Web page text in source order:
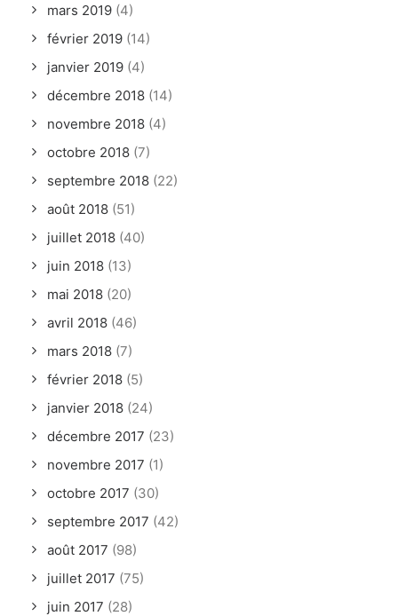
mars 2019 (4)
février 2019 (14)
janvier 2019 (4)
décembre 2018 (14)
novembre 2018 (4)
octobre 2018 (7)
septembre 2018 (22)
août 2018 (51)
juillet 2018 (40)
juin 2018 (13)
mai 2018 (20)
avril 2018 (46)
mars 2018 (7)
février 2018 (5)
janvier 2018 (24)
décembre 2017 (23)
novembre 2017 (1)
octobre 2017 (30)
septembre 2017 (42)
août 2017 (98)
juillet 2017 (75)
juin 2017 (28)